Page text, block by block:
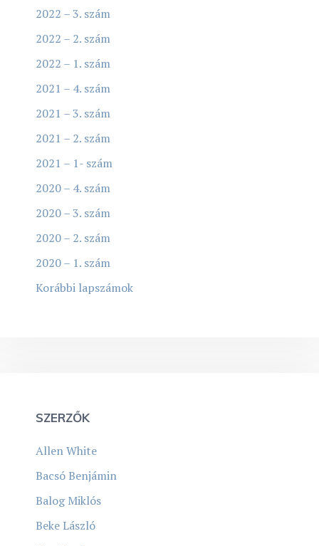
2022 – 3. szám
2022 – 2. szám
2022 – 1. szám
2021 – 4. szám
2021 – 3. szám
2021 – 2. szám
2021 – 1- szám
2020 – 4. szám
2020 – 3. szám
2020 – 2. szám
2020 – 1. szám
Korábbi lapszámok
SZERZŐK
Allen White
Bacsó Benjámin
Balog Miklós
Beke László